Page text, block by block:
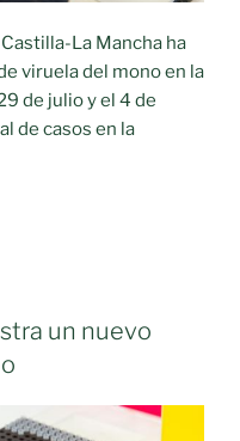
Castilla-La Mancha ha
viruela del mono en la
de julio y el 4 de
de casos en la
un nuevo